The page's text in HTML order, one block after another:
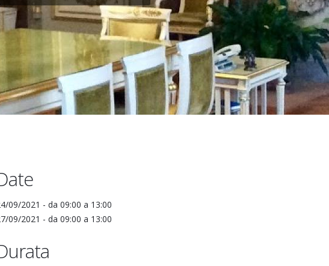
09/2021 - da 09:00 a 13:00
09/2021 - da 09:00 a 13:00